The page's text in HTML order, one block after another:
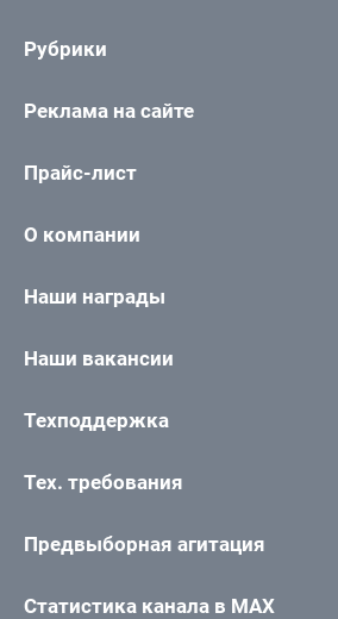
Рубрики
Реклама на сайте
Прайс-лист
О компании
Наши награды
Наши вакансии
Техподдержка
Тех. требования
Предвыборная агитация
Статистика канала в MAX